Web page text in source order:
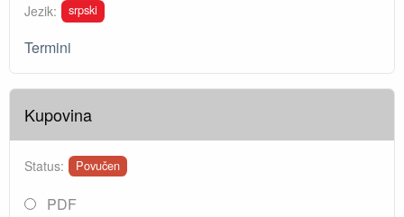
Jezik: srpski
Termini
Kupovina
Status: Povučen
PDF